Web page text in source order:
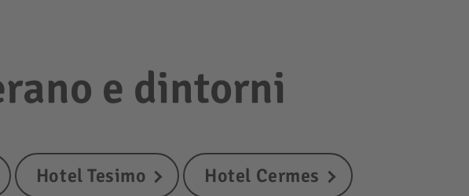
e dintorni
Hotel Tesimo Hotel Cermes